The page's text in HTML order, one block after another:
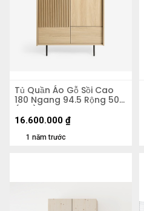
Tủ Quần Áo Gỗ Sồi Cao
180 Ngang 94.5 Rộng 50
(cm)
1 năm trước
16.600.000 ₫